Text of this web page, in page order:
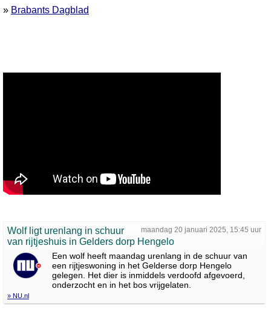
» Brabants Dagblad
maandag 20 januari 2025, 15:45 uur
Wolf ligt urenlang in schuur
van rijtjeshuis in Gelders dorp Hengelo
Een wolf heeft maandag urenlang in de schuur van
een rijtjeswoning in het Gelderse dorp Hengelo
gelegen. Het dier is inmiddels verdoofd afgevoerd,
onderzocht en in het bos vrijgelaten.
» NU.nl